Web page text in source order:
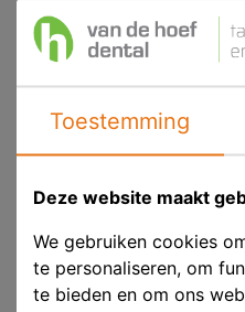
Scheu Ministar S
Ronde platen
Product ID
Voorraad
Afmetingen
Toestemming
Deze website maakt
We gebruiken cookies
te personaliseren, om
te bieden en om ons